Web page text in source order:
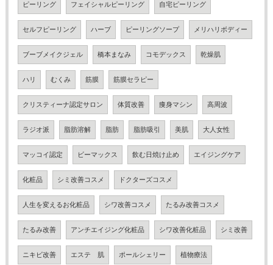
ピーリング フェイシャルピーリング 自宅ピーリング
セルフピーリング ハーブ ピーリングソープ メリハリボディー
ブーブメイクジェル 橋本まなみ コモデックス 乾燥肌
ハリ むくみ 筋膜 筋膜セラピー
クリスティーナ認定サロン 体質改善 痩身マシン 高周波
ラジオ派 脂肪溶解 脂肪 脂肪吸引 美肌 大人女性
マッコイ認定 ビーマックス 飲む日焼け止め エイジングケア
化粧品 シミ改善コスメ ドクターズコスメ
人生を変えるお化粧品 シワ改善コスメ たるみ改善コスメ
たるみ改善 アンチエイジング化粧品 シワ改善化粧品 シミ改善
ニキビ改善 エステ 肌 ポールシェリー 植物療法